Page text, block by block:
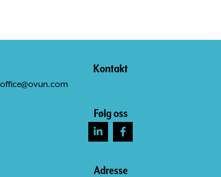
Kontakt
office@ovun.com
Følg oss
Adresse